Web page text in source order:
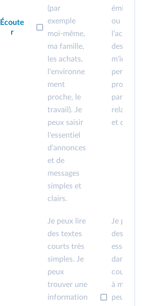
Écoute
r
(par
exemple
moi-même,
ma famille,
les achats,
l'environne
ment
proche, le
travail). Je
peux saisir
l'essentiel
d'annonces
et de
messages
simples et
clairs.
ou de
des
parle
et
Je peux lire
des textes
courts très
simples. Je
peux
trouver une
information
Je peux
des
dans
à mon
peux